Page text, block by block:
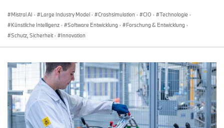
Mistral AI · Large Industry Model · Crashsimulation · CIO · Technologie ·
Künstliche Intelligenz · Software Entwicklung · Forschung & Entwicklung ·
Schutz, Sicherheit · Innovation